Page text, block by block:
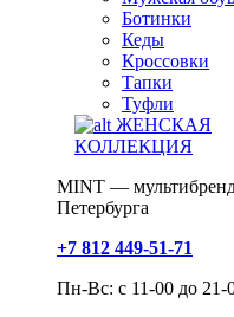
Ботинки
Кеды
Кроссовки
Тапки
Туфли
ЖЕНСКАЯ
КОЛЛЕКЦИЯ
MINT —
Петербурга
+7 812 449-51-71
Пн-Вс: с 11-00 до 21-